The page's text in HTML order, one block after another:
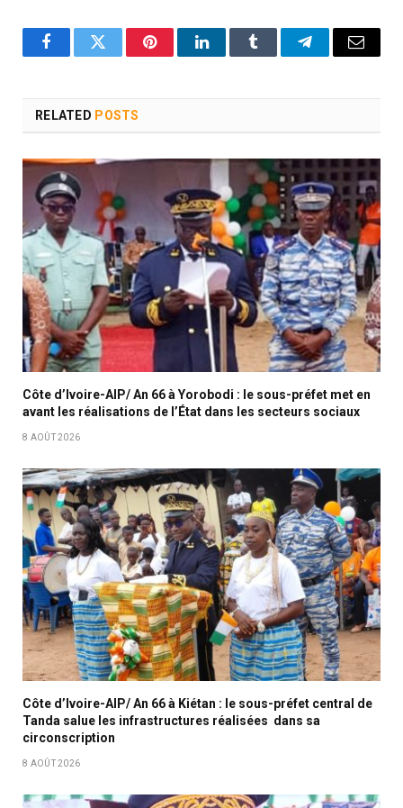
FacebookTwitter PinterestLinkedInTumblr TelegramEmail
RELATED POSTS
Côte d’Ivoire-AIP/ An 66 à Yorobodi : le sous-préfet met en
avant les réalisations de l’État dans les secteurs sociaux
8 AOÛT 2026
Côte d’Ivoire-AIP/ An 66 à Kiétan : le sous-préfet central de
Tanda salue les infrastructures réalisées dans sa
circonscription
8 AOÛT 2026